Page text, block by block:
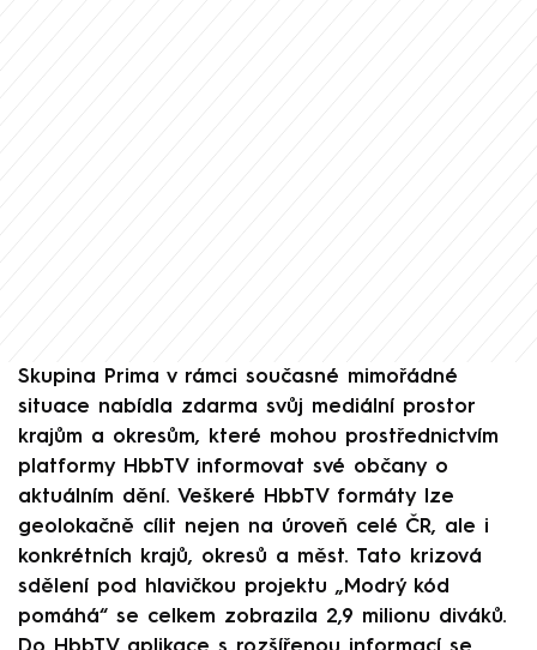
Skupina Prima v rámci současné mimořádné
situace nabídla zdarma svůj mediální prostor
krajům a okresům, které mohou prostřednictvím
platformy HbbTV informovat své občany o
aktuálním dění. Veškeré HbbTV formáty lze
geolokačně cílit nejen na úroveň celé ČR, ale i
konkrétních krajů, okresů a měst. Tato krizová
sdělení pod hlavičkou projektu „Modrý kód
pomáhá“ se celkem zobrazila 2,9 milionu diváků.